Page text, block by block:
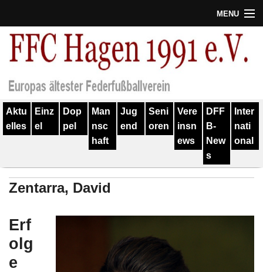
MENU
Termine
Verein
Geschichte
Training
Spieler
Kontakt
Links
Aktu
elles
Einz
el
Dop
pel
Man
nsc
haft
Jug
end
Seni
oren
Vere
insn
ews
DFF
B-
New
s
Inter
nati
onal
Zentarra, David
Erf
olg
e